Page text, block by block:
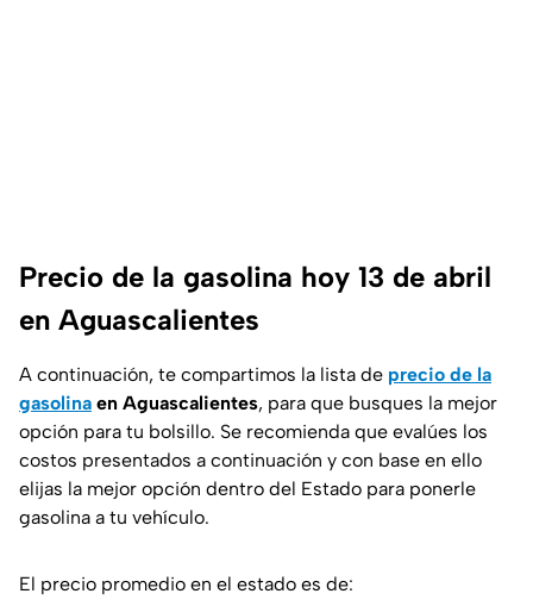
Precio de la gasolina hoy 13 de abril
en Aguascalientes
A continuación, te compartimos la lista de precio de la
gasolina en Aguascalientes, para que busques la mejor
opción para tu bolsillo. Se recomienda que evalúes los
costos presentados a continuación y con base en ello
elijas la mejor opción dentro del Estado para ponerle
gasolina a tu vehículo.
El precio promedio en el estado es de: